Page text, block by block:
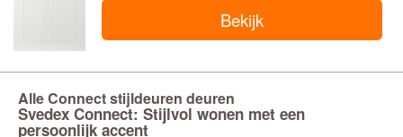
Bekijk
Alle Connect stijldeuren deuren
Svedex Connect: Stijlvol wonen met een
persoonlijk accent